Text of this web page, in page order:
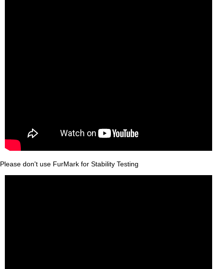
Please don't use FurMark for Stability Testing